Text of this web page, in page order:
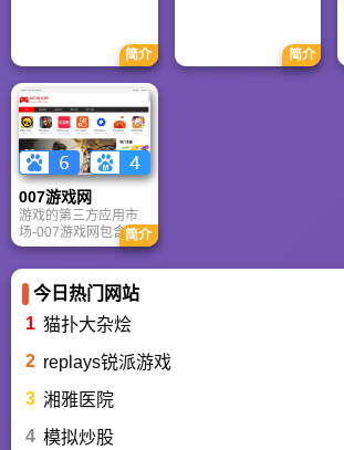
快速迭代上占优。两
者定位不同，各有千
秋。
简介
看懂大语言模型如何
重塑未来。
简介
007游戏网
游戏的第三方应用市
场-007游戏网包含安
卓（Android）和苹果
（iOS）系统的手机应
用、游戏以及电脑软
件的下载服务，还有
精心推荐的应用排行
榜,搭配极佳的下载体
得信赖的应用商店。
简介
今日热门网站
1 猫扑大杂烩
2 replays锐派游戏
3 湘雅医院
4 模拟炒股